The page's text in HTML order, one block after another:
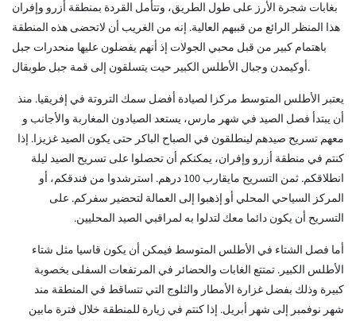
بغابات شجرة الأرز على طول الطريق، وتتأمل القردة بمنطقة أزرو وإفران
هذا المنظر الرائع من قببهم العالية. إنه من الغريب أن لاتحضى هذه المنطقة
باهتمام كبير من قبل محبي الجولات إذ أنهم يفضلون عليها منحدرات جبل
أوكيمدن وجبال الأطلس الكبير حيت يتسلقون إلى قمة جبل طوبقال.
يعتبر الأطلس المتوسط مركزا لصيادة أفضل سمك التروتة في إفريقيا. منذ
أن يبتدأ فصل الصيد في شهر مارس، يستعد الصيادون المغاربة والأجانب و
معهم تسريح صيدهم لينطلقون في الصباح الباكر حتى يكون الصيد غزيزا. إذا
كنتم في منطقة أزرو وإفران، يمكنكم أن تحصلوا على تسريح الصيد ليلة
انطلاقكم. ثمن التسريح مايقارب 100 درهم. استرشدوا من فندقكم، أو
المركز السياحي المحلي أو إذهبوا إلى العمالة لتحضير سفركم. على
التسريح أن يكون دائما معك لتدلوا به لمراقبي الصيد المحليين.
أما فصل الشتاء في الأطلس المتوسط فيمكن أن يكون قاسيا مثل شتاء
الأطلس الكبير. تمتتع الغابات والحضائر في المرتفعات السفلى بخصوبة
كبيرة وذلك بفضل غزارة الأمطار والثلوج التي تتساقط في المنطقة مند
شهر نوفمبر إلى شهر أبريل. إذا كنتم في زيارة للمنطقة خلال فترة مابين